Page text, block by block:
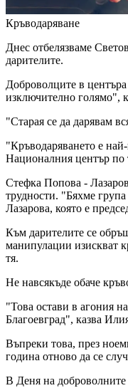
Кръводаряване
Днес отбелязваме
дарителите.
Доброволците в
изключително голямо",
"Старая се да дарявам
"Кръводаряването е
Националния център по
Стефка Попова -
трудности. "Бяхме
Лазарова, която е
Към дарителите се
манипулации изискват
тя.
Не навсякъде обаче
"Това остави в агония
Благоевград", казва
Въпреки това, през
година отново да се
В Деня на доброволните